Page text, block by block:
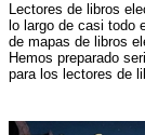
Lectores de libros
lo largo de casi todo
de mapas de libros
Hemos preparado
para los lectores de